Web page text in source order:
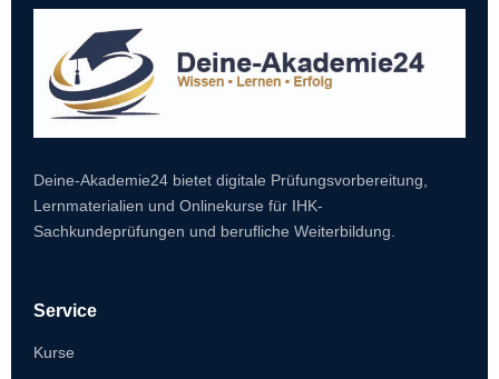
Deine-Akademie24 bietet digitale Prüfungsvorbereitung,
Lernmaterialien und Onlinekurse für IHK-
Sachkundeprüfungen und berufliche Weiterbildung.
Service
Kurse